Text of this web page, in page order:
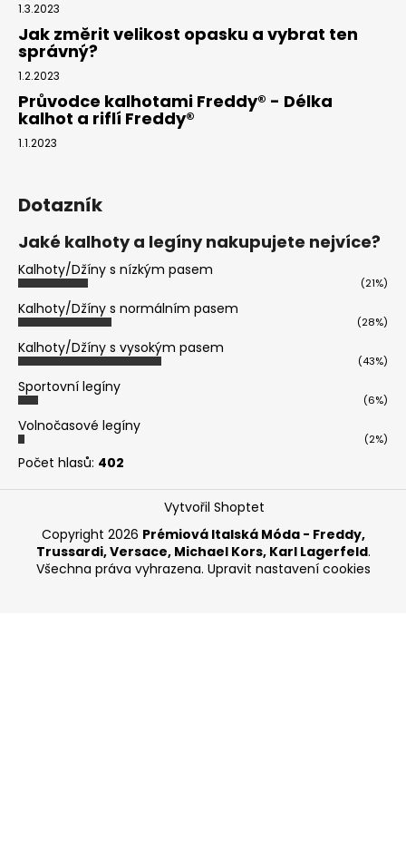
1.3.2023
Jak změrit velikost opasku a vybrat ten
správný?
1.2.2023
Průvodce kalhotami Freddy® - Délka
kalhot a riflí Freddy®
1.1.2023
Dotazník
Jaké kalhoty a legíny nakupujete nejvíce?
Kalhoty/Džíny s nízkým pasem
(21%)
Kalhoty/Džíny s normálním pasem
(28%)
Kalhoty/Džíny s vysokým pasem
(43%)
Sportovní legíny
(6%)
Volnočasové legíny
(2%)
Počet hlasů: 402
Vytvořil Shoptet
Copyright 2026 Prémiová Italská Móda - Freddy,
Trussardi, Versace, Michael Kors, Karl Lagerfeld.
Všechna práva vyhrazena. Upravit nastavení cookies